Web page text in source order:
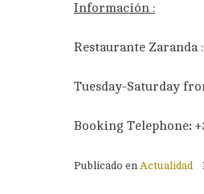
Información :
Restaurante Zaranda
Tuesday-Saturday
Booking Telephone:
Publicado en Actualidad